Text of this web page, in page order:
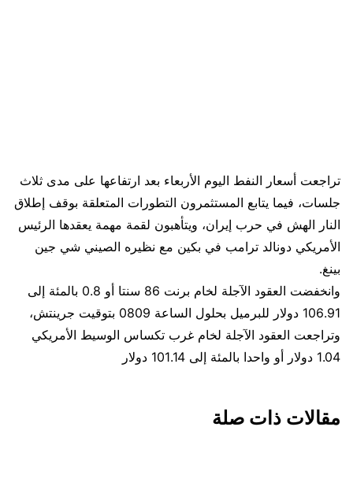
تراجعت أسعار النفط اليوم الأربعاء بعد ارتفاعها على مدى ثلاث
جلسات، فيما يتابع المستثمرون التطورات المتعلقة بوقف إطلاق
النار الهش في حرب إيران، ويتأهبون لقمة مهمة يعقدها الرئيس
الأمريكي دونالد ترامب في بكين مع نظيره الصيني شي جين
بينغ.
وانخفضت العقود الآجلة لخام برنت 86 سنتا ‌أو 0.8 بالمئة إلى
106.91 دولار للبرميل بحلول الساعة 0809 بتوقيت جرينتش،
وتراجعت العقود الآجلة لخام غرب تكساس الوسيط الأمريكي
1.04 دولار أو واحدا بالمئة إلى 101.14 دولار
مقالات ذات صلة